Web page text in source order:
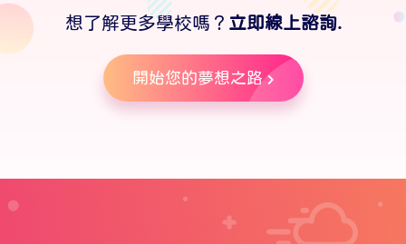
想了解更多學校嗎？ 立即線上諮詢.
開始您的夢想之路